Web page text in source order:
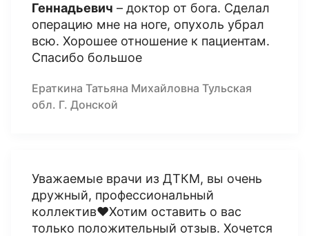
Геннадьевич – доктор от бога. Сделал
операцию мне на ноге, опухоль убрал
всю. Хорошее отношение к пациентам.
Спасибо большое
Ераткина Татьяна Михайловна Тульская
обл. Г. Донской
Уважаемые врачи из ДТКМ, вы очень
дружный, профессиональный
коллектив❤️Хотим оставить о вас
только положительный отзыв. Хочется